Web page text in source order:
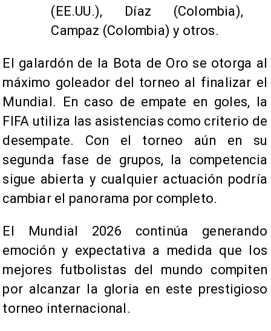
(EE.UU.), Díaz (Colombia),
Campaz (Colombia) y otros.
El galardón de la Bota de Oro se otorga al
máximo goleador del torneo al finalizar el
Mundial. En caso de empate en goles, la
FIFA utiliza las asistencias como criterio de
desempate. Con el torneo aún en su
segunda fase de grupos, la competencia
sigue abierta y cualquier actuación podría
cambiar el panorama por completo.
El Mundial 2026 continúa generando
emoción y expectativa a medida que los
mejores futbolistas del mundo compiten
por alcanzar la gloria en este prestigioso
torneo internacional.